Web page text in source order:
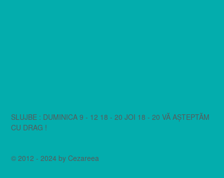
SLUJBE : DUMINICA 9 - 12 18 - 20 JOI 18 - 20 VĂ AȘTEPTĂM
CU DRAG !
© 2012 - 2024 by Cezareea